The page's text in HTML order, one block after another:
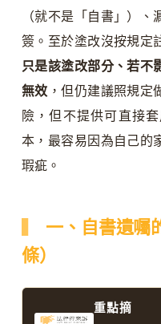
（就不是「自書」）
簽。至於塗改沒按規定
只是該塗改部分、若不
無效 ，但仍建議照規定
險，但不提供可直接
本，最容易因為自己的
瑕疵。
一、自書遺囑
條）
重點摘